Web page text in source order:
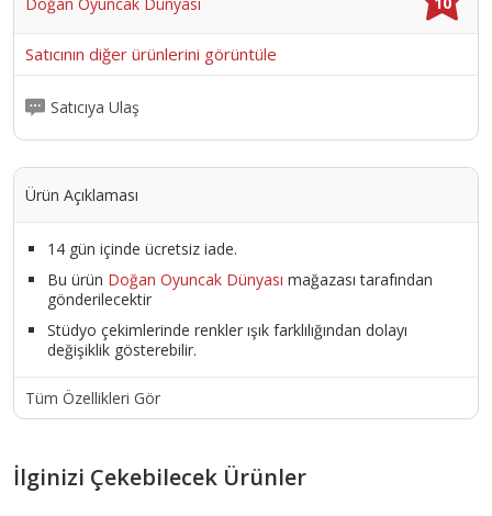
Satıcının diğer ürünlerini görüntüle
Satıcıya Ulaş
Ürün Açıklaması
14 gün içinde ücretsiz iade.
Bu ürün Doğan Oyuncak Dünyası mağazası tarafından
gönderilecektir
Stüdyo çekimlerinde renkler ışık farklılığından dolayı
değişiklik gösterebilir.
Tüm Özellikleri Gör
İlginizi Çekebilecek Ürünler